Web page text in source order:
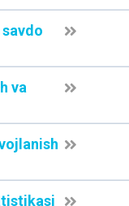
va